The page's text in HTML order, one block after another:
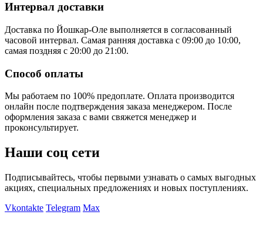
Интервал доставки
Доставка по Йошкар-Оле выполняется в согласованный
часовой интервал. Самая ранняя доставка с 09:00 до 10:00,
самая поздняя с 20:00 до 21:00.
Способ оплаты
Мы работаем по 100% предоплате. Оплата производится
онлайн после подтверждения заказа менеджером. После
оформления заказа с вами свяжется менеджер и
проконсультирует.
Наши соц сети
Подписывайтесь, чтобы первыми узнавать о самых выгодных
акциях, специальных предложениях и новых поступлениях.
Vkontakte Telegram Max